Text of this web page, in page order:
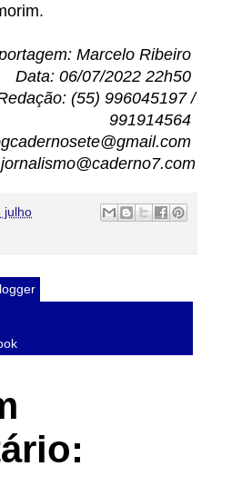
Marcelo Ribeiro
Data: 06/07/2022 22h50
(55) 996045197 /
991914564
jornalismo@caderno7.com
julho